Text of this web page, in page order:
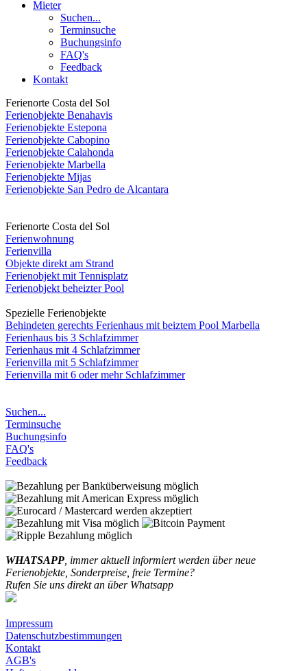
Mieter
Suchen...
Terminsuche
Buchungsinfo
FAQ's
Feedback
Kontakt
Ferienorte Costa del Sol
Ferienobjekte Benahavis
Ferienobjekte Estepona
Ferienobjekte Cabopino
Ferienobjekte Calahonda
Ferienobjekte Marbella
Ferienobjekte Mijas
Ferienobjekte San Pedro de Alcantara
Ferienorte Costa del Sol
Ferienwohnung
Ferienvilla
Objekte direkt am Strand
Ferienobjekt mit Tennisplatz
Ferienobjekt beheizter Pool
Spezielle Ferienobjekte
Behindeten gerechts Ferienhaus mit beiztem Pool Marbella
Ferienhaus bis 3 Schlafzimmer
Ferienhaus mit 4 Schlafzimmer
Ferienvilla mit 5 Schlafzimmer
Ferienvilla mit 6 oder mehr Schlafzimmer
Suchen...
Terminsuche
Buchungsinfo
FAQ's
Feedback
WHATSAPP , immer aktuell informiert werden über neue
Ferienobjekte, Sonderpreise, freie Termine?
Rufen Sie uns direkt an über Whatsapp
Impressum
Datenschutzbestimmungen
Kontakt
AGB's